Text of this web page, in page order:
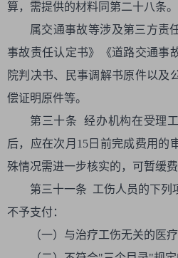
算，需提供的材料同第二十八条。
属交通事故等涉及第三方责
事故责任认定书》《道路交通事
院判决书、民事调解书原件以及
偿证明原件等。
第三十条 经办机构在受理
后，应在次月15日前完成费用的
殊情况需进一步核实的，可暂缓费
第三十一条 工伤人员的下列
不予支付：
（一）与治疗工伤无关的医疗